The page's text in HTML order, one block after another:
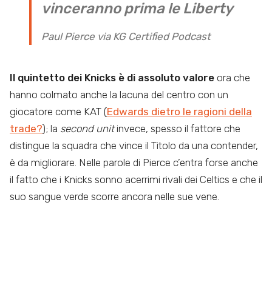
vinceranno prima le Liberty
Paul Pierce via KG Certified Podcast
Il quintetto dei Knicks è di assoluto valore ora che
hanno colmato anche la lacuna del centro con un
giocatore come KAT (Edwards dietro le ragioni della
trade?); la second unitinvece, spesso il fattore che
distingue la squadra che vince il Titolo da una contender,
è da migliorare. Nelle parole di Pierce c’entra forse anche
il fatto che i Knicks sonno acerrimi rivali dei Celtics e che il
suo sangue verde scorre ancora nelle sue vene.